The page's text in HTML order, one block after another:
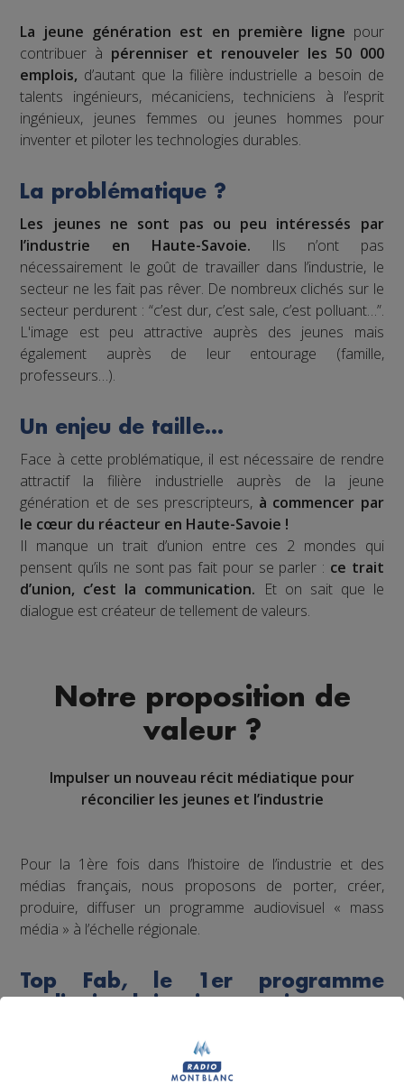
La jeune génération est en première ligne pour
contribuer à pérenniser et renouveler les 50 000
emplois, d’autant que la filière industrielle a besoin de
talents ingénieurs, mécaniciens, techniciens à l’esprit
ingénieux, jeunes femmes ou jeunes hommes pour
inventer et piloter les technologies durables.
La problématique ?
Les jeunes ne sont pas ou peu intéressés par
l’industrie en Haute-Savoie. Ils n’ont pas
nécessairement le goût de travailler dans l’industrie, le
secteur ne les fait pas rêver. De nombreux clichés sur le
secteur perdurent : “c’est dur, c’est sale, c’est polluant…”.
L'image est peu attractive auprès des jeunes mais
également auprès de leur entourage (famille,
professeurs…).
Un enjeu de taille…
Face à cette problématique, il est nécessaire de rendre
attractif la filière industrielle auprès de la jeune
génération et de ses prescripteurs, à commencer par
le cœur du réacteur en Haute-Savoie !
Il manque un trait d’union entre ces 2 mondes qui
pensent qu’ils ne sont pas fait pour se parler : ce trait
d’union, c’est la communication. Et on sait que le
dialogue est créateur de tellement de valeurs.
Notre proposition de
valeur ?
Impulser un nouveau récit médiatique pour
réconcilier les jeunes et l’industrie
Pour la 1ère fois dans l’histoire de l’industrie et des
médias français, nous proposons de porter, créer,
produire, diffuser un programme audiovisuel « mass
média » à l’échelle régionale.
Top Fab, le 1er programme
audiovisuel inspirant qui raconte
Dans l’esprit d'un “top chef de l’industrie”, à l’image de la